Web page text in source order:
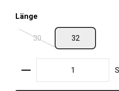
Länge
30(Diese Option ist zurzeit
32
Produkt Anzahl: Gib